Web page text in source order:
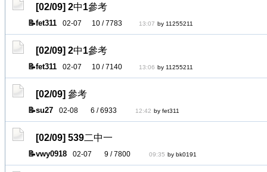
[02/09] 2中1參考
fet311 02-07 10 / 7783 13:07 by 11255211
[02/09] 2中1參考
fet311 02-07 10 / 7140 13:06 by 11255211
[02/09] 參考
su27 02-08 6 / 6933 12:42 by fet311
[02/09] 539二中一
vwy0918 02-07 9 / 7800 09:35 by bk0191